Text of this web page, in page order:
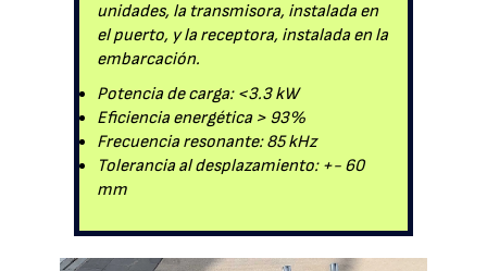
unidades, la transmisora, instalada en
el puerto, y la receptora, instalada en la
embarcación.
Potencia de carga: <3.3 kW
Eficiencia energética > 93%
Frecuencia resonante: 85 kHz
Tolerancia al desplazamiento: +- 60
mm